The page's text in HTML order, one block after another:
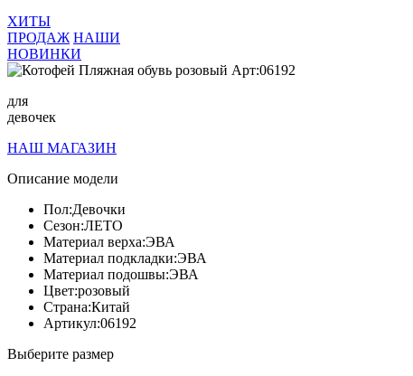
ХИТЫ
ПРОДАЖ НАШИ
НОВИНКИ
для
девочек
НАШ МАГАЗИН
Описание модели
Пол:Девочки
Сезон:ЛЕТО
Материал верха:ЭВА
Материал подкладки:ЭВА
Материал подошвы:ЭВА
Цвет:розовый
Страна:Китай
Артикул:06192
Выберите размер